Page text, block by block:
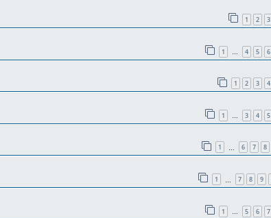
1 2 3
1 … 4 5 6
1 2 3 4
1 … 3 4 5
1 6 7 8
1 7 8 9
1 … 5 6 7